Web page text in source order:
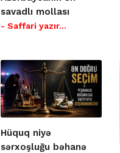
savadlı mollası
- Saffari yazır…
Hüquq niyə
sərxoşluğu bəhanə